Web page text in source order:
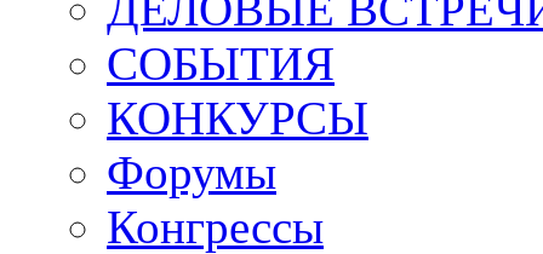
СОБЫТИЯ
КОНКУРСЫ
Форумы
Конгрессы